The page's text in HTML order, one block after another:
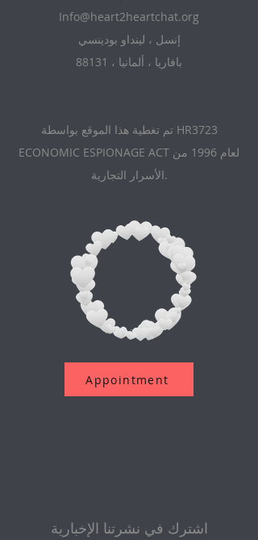
Info@heart2heartchat.org
إنسل ، لينداو بودينسي
88131 ، بافاريا ، ألمانيا
تم تغطية هذا الموقع بواسطة HR3723
ECONOMIC ESPIONAGE ACT لعام 1996 من
الأسرار التجارية.
Appointment
اشترك في نشرتنا الإخبارية